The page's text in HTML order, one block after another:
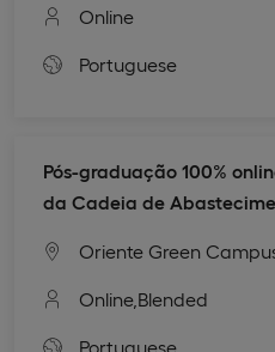
Online
Portuguese
Pós-graduação 100%
da Cadeia de
Oriente Green
Online, Blended
Portuguese